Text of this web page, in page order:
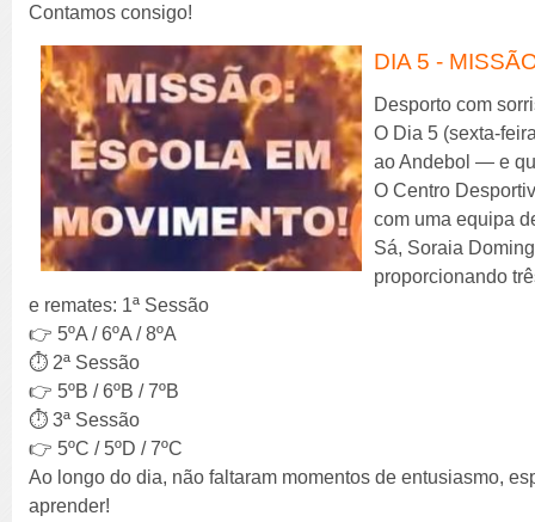
Contamos consigo!
DIA 5 -
Desporto com
O Dia 5 (sexta-
ao Andebol — e
O Centro
com uma equipa
Sá, Soraia
proporcionando
e remates: 1ª Sessão
👉 5ºA / 6ºA / 8ºA
⏱️ 2ª Sessão
👉 5ºB / 6ºB / 7ºB
⏱️ 3ª Sessão
👉 5ºC / 5ºD / 7ºC
Ao longo do dia, não faltaram momentos de entusiasmo,
aprender!